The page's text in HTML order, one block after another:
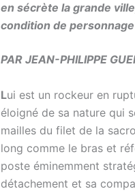
en sécrète la grande
condition de
PAR JEAN-PHILIPPE
Lui est un rockeur en
éloigné de sa nature qui
mailles du filet de la
long comme le bras et
poste éminemment
détachement et sa